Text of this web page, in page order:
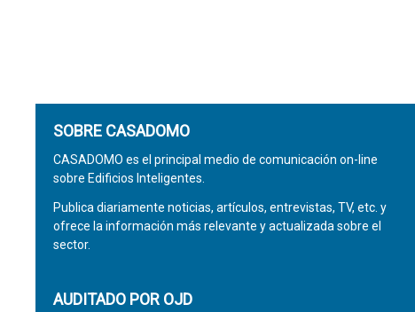
SOBRE CASADOMO
CASADOMO es el principal medio de comunicación on-line
sobre Edificios Inteligentes.
Publica diariamente noticias, artículos, entrevistas, TV, etc. y
ofrece la información más relevante y actualizada sobre el
sector.
AUDITADO POR OJD